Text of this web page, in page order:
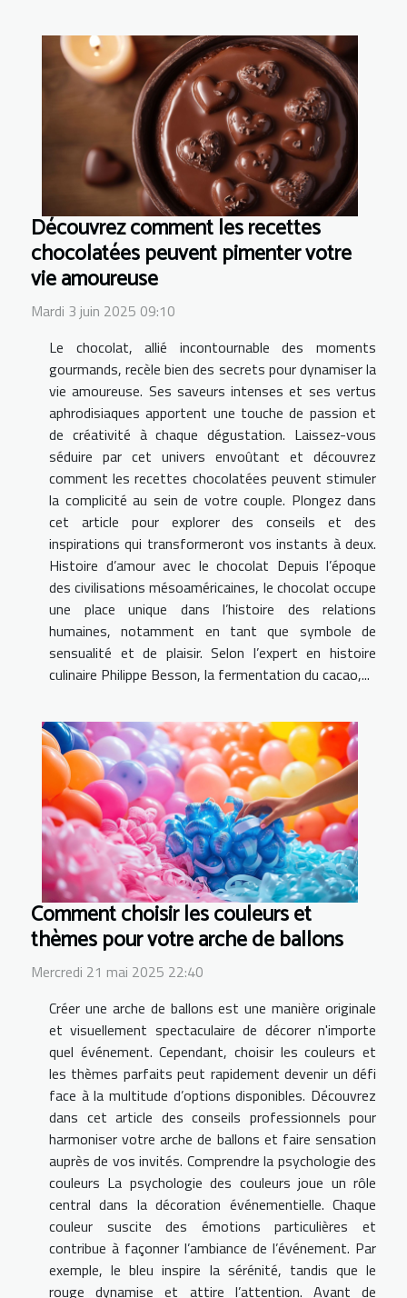
Découvrez comment les recettes
chocolatées peuvent pimenter votre
vie amoureuse
Mardi 3 juin 2025 09:10
Le chocolat, allié incontournable des moments
gourmands, recèle bien des secrets pour dynamiser la
vie amoureuse. Ses saveurs intenses et ses vertus
aphrodisiaques apportent une touche de passion et
de créativité à chaque dégustation. Laissez-vous
séduire par cet univers envoûtant et découvrez
comment les recettes chocolatées peuvent stimuler
la complicité au sein de votre couple. Plongez dans
cet article pour explorer des conseils et des
inspirations qui transformeront vos instants à deux.
Histoire d’amour avec le chocolat Depuis l’époque
des civilisations mésoaméricaines, le chocolat occupe
une place unique dans l’histoire des relations
humaines, notamment en tant que symbole de
sensualité et de plaisir. Selon l’expert en histoire
culinaire Philippe Besson, la fermentation du cacao,...
Comment choisir les couleurs et
thèmes pour votre arche de ballons
Mercredi 21 mai 2025 22:40
Créer une arche de ballons est une manière originale
et visuellement spectaculaire de décorer n'importe
quel événement. Cependant, choisir les couleurs et
les thèmes parfaits peut rapidement devenir un défi
face à la multitude d’options disponibles. Découvrez
dans cet article des conseils professionnels pour
harmoniser votre arche de ballons et faire sensation
auprès de vos invités. Comprendre la psychologie des
couleurs La psychologie des couleurs joue un rôle
central dans la décoration événementielle. Chaque
couleur suscite des émotions particulières et
contribue à façonner l’ambiance de l’événement. Par
exemple, le bleu inspire la sérénité, tandis que le
rouge dynamise et attire l’attention. Avant de